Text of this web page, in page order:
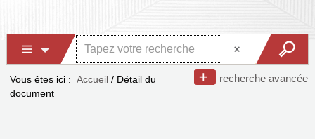
recherche avancée
Vous êtes ici : Accueil / Détail du
document